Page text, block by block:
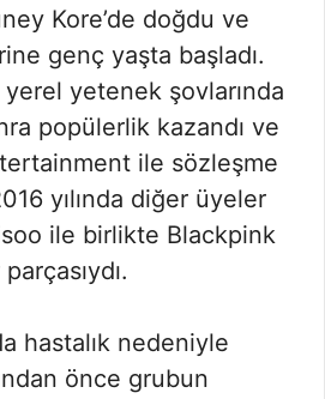
Kore’de doğdu ve
genç yaşta başladı.
yetenek şovlarında
popülerlik kazandı ve
ile sözleşme
yılında diğer üyeler
ile birlikte Blackpink
hastalık nedeniyle
önce grubun